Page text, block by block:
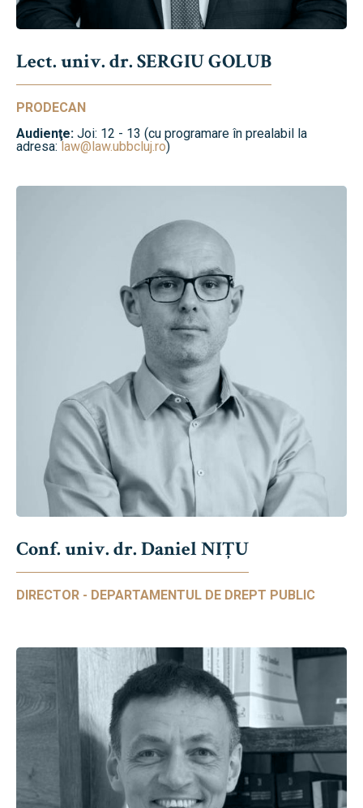
Lect. univ. dr. SERGIU GOLUB
PRODECAN
Audienţe: Joi: 12 - 13 (cu programare în prealabil la
adresa:law@law.ubbcluj.ro)
Conf. univ. dr. Daniel NIŢU
DIRECTOR - DEPARTAMENTUL DE DREPT PUBLIC